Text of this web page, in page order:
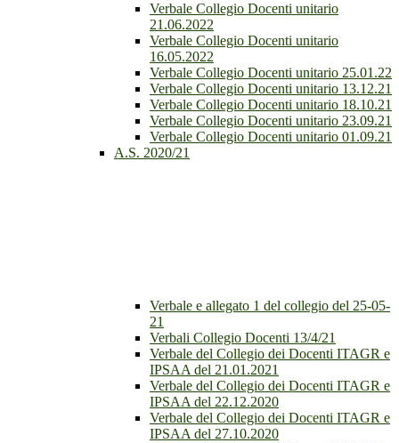
Verbale Collegio Docenti unitario
21.06.2022
Verbale Collegio Docenti unitario
16.05.2022
Verbale Collegio Docenti unitario 25.01.22
Verbale Collegio Docenti unitario 13.12.21
Verbale Collegio Docenti unitario 18.10.21
Verbale Collegio Docenti unitario 23.09.21
Verbale Collegio Docenti unitario 01.09.21
A.S. 2020/21
Verbale e allegato 1 del collegio del 25-05-
21
Verbali Collegio Docenti 13/4/21
Verbale del Collegio dei Docenti ITAGR e
IPSAA del 21.01.2021
Verbale del Collegio dei Docenti ITAGR e
IPSAA del 22.12.2020
Verbale del Collegio dei Docenti ITAGR e
IPSAA del 27.10.2020